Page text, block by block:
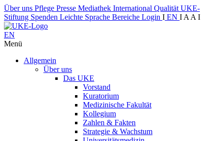
Über uns Pflege Presse Mediathek International Qualität UKE-
Stiftung Spenden Leichte Sprache Bereiche Login I EN I A A I
EN
Menü
Allgemein
Über uns
Das UKE
Vorstand
Kuratorium
Medizinische Fakultät
Kollegium
Zahlen & Fakten
Strategie & Wachstum